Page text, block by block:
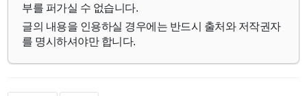
부를 퍼가실 수 없습니다.
글의 내용을 인용하실 경우에는 반드시 출처와 저작권자
를 명시하셔야만 합니다.